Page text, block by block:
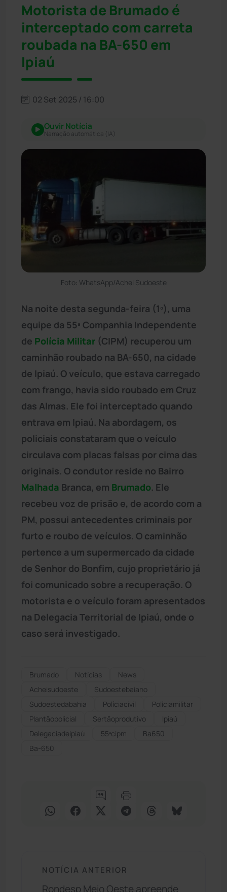
Motorista de Brumado é
interceptado com carreta
roubada na BA-650 em
Ipiaú
02 Set 2025 / 16:00
Ouvir Notícia
Narração automática (IA)
Foto: WhatsApp/Achei Sudoeste
Na noite desta segunda-feira (1º), uma
equipe da 55ª Companhia Independente
de Polícia Militar (CIPM) recuperou um
caminhão roubado na BA-650, na cidade
de Ipiaú. O veículo, que estava carregado
com frango, havia sido roubado em Cruz
das Almas. Ele foi interceptado quando
entrava em Ipiaú. Na abordagem, os
policiais constataram que o veículo
circulava com placas falsas por cima das
originais. O condutor reside no Bairro
Malhada Branca, em Brumado. Ele
recebeu voz de prisão e, de acordo com a
PM, possui antecedentes criminais por
furto e roubo de veículos. O caminhão
pertence a um supermercado da cidade
de Senhor do Bonfim, cujo proprietário já
foi comunicado sobre a recuperação. O
motorista e o veículo foram apresentados
na Delegacia Territorial de Ipiaú, onde o
caso será investigado.
Brumado Notícias
News
Acheisudoeste
Sudoestebaiano
Sudoestedabahia
Políciacivil
Políciamilitar
Plantãopolicial
Sertãoprodutivo
Ipiaú
Delegaciadeipiaú
55ªcipm
Ba650
Ba-650
NOTÍCIA ANTERIOR
Rondesp Meio Oeste apreende